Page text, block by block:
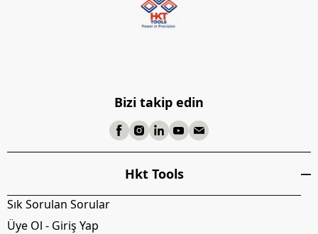
Bizi takip edin
Hkt Tools
Sık Sorulan Sorular
Üye Ol - Giriş Yap